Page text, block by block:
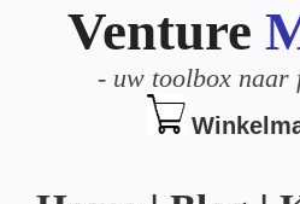
Venture
- uw toolbox naar